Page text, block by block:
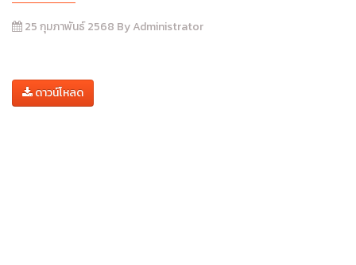
25 กุมภาพันธ์ 2568 By Administrator
ดาวน์โหลด